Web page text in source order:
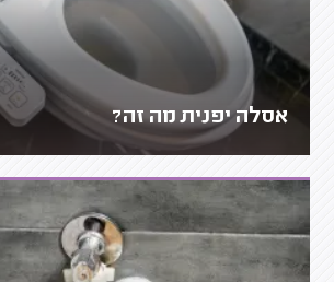
אסלה יפנית מה זה?